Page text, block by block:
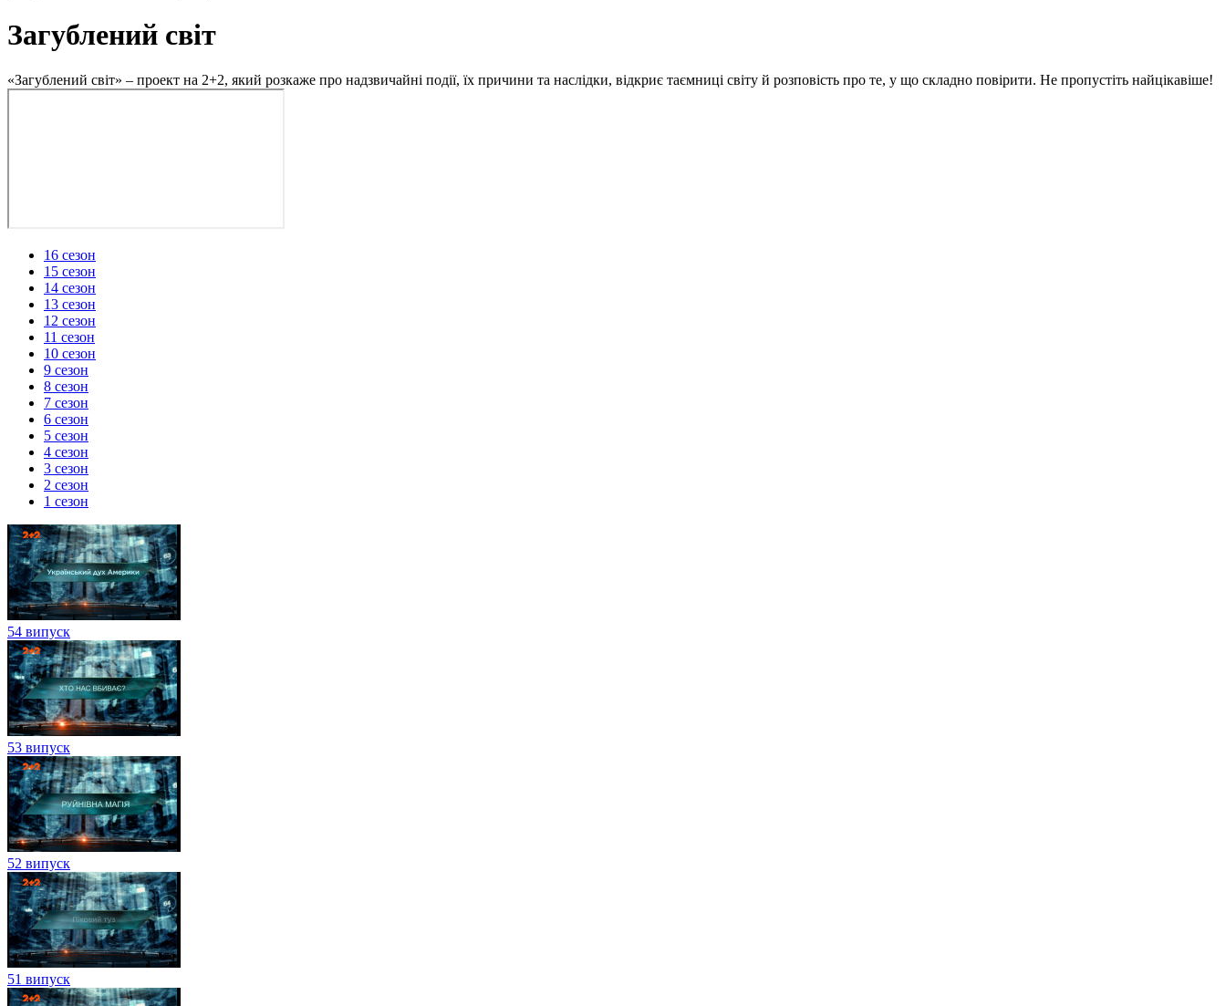
Загублений світ
«Загублений світ» – проект на 2+2, який розкаже про надзвичайні події, їх причини та наслідки, відкриє таємниці світу й розповість про те, у що складно повірити. Не пропустіть найцікавіше!
16 сезон
15 сезон
14 сезон
13 сезон
12 сезон
11 сезон
10 сезон
9 сезон
8 сезон
7 сезон
6 сезон
5 сезон
4 сезон
3 сезон
2 сезон
1 сезон
54 випуск
53 випуск
52 випуск
51 випуск